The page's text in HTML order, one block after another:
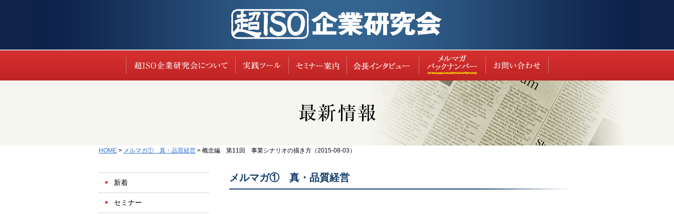
超ISO企業研究会について レポート（過去の実績等）
HOME > メルマガ① 真・品質経営 > 概念編 第11回 事業シナリオの描き方（2015-08-03）
新着
セミナー
メルマガ① 真・品質経営